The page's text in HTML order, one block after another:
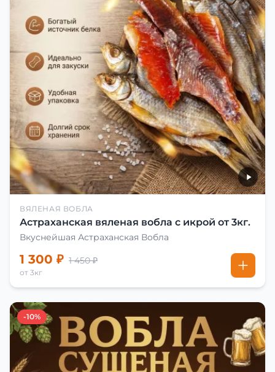
ВЯЛЕНАЯ ВОБЛА
Астраханская вяленая вобла с икрой от 3кг.
Вкуснейшая Астраханская Вобла
1 300 ₽ 1 450 ₽
от 3кг
-10%